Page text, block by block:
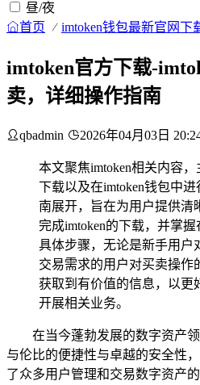
昼/夜
首页 imtoken钱包最新官网下
imtoken官方下载-
卖，详细操作指南
qbadmin 2026年04月03日
本文聚焦imtoken相关内容，
下载以及在imtoken钱包中
南展开，旨在为用户提供清
完成imtoken的下载，并掌
具体步骤，无论是新手用户
交易需求的用户对买卖操作
获取到有价值的信息，以更
开展相关业务。
在当今蓬勃发展的数字资产
与伦比的便捷性与卓越的安全性
了众多用户管理和交易数字资产